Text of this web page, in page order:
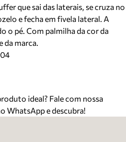
que sai das laterais, se cruza no
e fecha em fivela lateral. A
o pé. Com palmilha da cor da
da marca.
ideal? Fale com nossa
WhatsApp e descubra!